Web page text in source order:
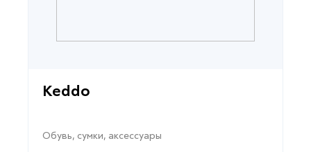
Keddo
Обувь, сумки, аксессуары